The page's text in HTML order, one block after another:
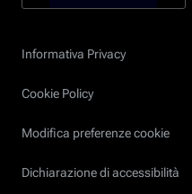
Informativa Privacy
Cookie Policy
Modifica preferenze cookie
Dichiarazione di accessibilità